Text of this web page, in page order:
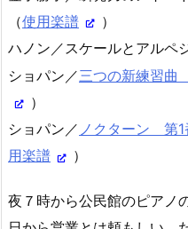
（使用楽譜
）
ハノン／スケールとアル
ショパン／三つの新練習
）
ショパン／ ノクターン 第
用楽譜
）
夜７時から公民館のピアノ